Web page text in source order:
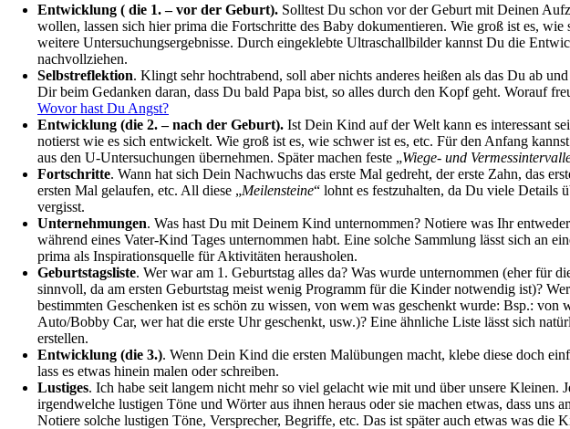
Entwicklung ( die 1. – vor der Geburt). Solltest Du schon vor der Geburt mit Deinen
wollen, lassen sich hier prima die Fortschritte des Baby dokumentieren. Wie groß ist es,
weitere Untersuchungsergebnisse. Durch eingeklebte Ultraschallbilder kannst Du die
nachvollziehen.
Selbstreflektion. Klingt sehr hochtrabend, soll aber nichts anderes heißen als das Du ab
Dir beim Gedanken daran, dass Du bald Papa bist, so alles durch den Kopf geht. Worauf
Wovor hast Du Angst?
Entwicklung (die 2. – nach der Geburt). Ist Dein Kind auf der Welt kann es interessant
notierst wie es sich entwickelt. Wie groß ist es, wie schwer ist es, etc. Für den Anfang
aus den U-Untersuchungen übernehmen. Später machen feste „Wiege- und
Fortschritte. Wann hat sich Dein Nachwuchs das erste Mal gedreht, der erste Zahn, das
ersten Mal gelaufen, etc. All diese „Meilensteine“ lohnt es festzuhalten, da Du viele Details
vergisst.
Unternehmungen. Was hast Du mit Deinem Kind unternommen? Notiere was Ihr
während eines Vater-Kind Tages unternommen habt. Eine solche Sammlung lässt sich an
prima als Inspirationsquelle für Aktivitäten herausholen.
Geburtstagsliste. Wer war am 1. Geburtstag alles da? Was wurde unternommen (eher für
sinnvoll, da am ersten Geburtstag meist wenig Programm für die Kinder notwendig ist)?
bestimmten Geschenken ist es schön zu wissen, von wem was geschenkt wurde: Bsp.: von
Auto/Bobby Car, wer hat die erste Uhr geschenkt, usw.)? Eine ähnliche Liste lässt sich
erstellen.
Entwicklung (die 3.). Wenn Dein Kind die ersten Malübungen macht, klebe diese doch
lass es etwas hinein malen oder schreiben.
Lustiges. Ich habe seit langem nicht mehr so viel gelacht wie mit und über unsere Kleinen.
irgendwelche lustigen Töne und Wörter aus ihnen heraus oder sie machen etwas, dass uns
Notiere solche lustigen Töne, Versprecher, Begriffe, etc. Das ist später auch etwas was die